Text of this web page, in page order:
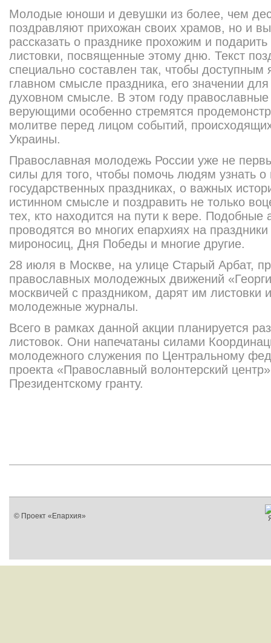
Молодые юноши и девушки из более, чем
поздравляют прихожан своих храмов, но и
рассказать о празднике прохожим и
листовки, посвященные этому дню. Текст
специально составлен так, чтобы доступным
главном смысле праздника, его значении для
духовном смысле. В этом году
верующими особенно стремятся
молитве перед лицом событий,
Украины.
Православная молодежь России уже не
силы для того, чтобы помочь людям узнать
государственных праздниках, о важных
истинном смысле и поздравить не только
тех, кто находится на пути к вере. Подобные
проводятся во многих епархиях на
мироносиц, Дня Победы и многие другие.
28 июля в Москве, на улице Старый Арбат,
православных молодежных движений
москвичей с праздником, дарят им листовки
молодежные журналы.
Всего в рамках данной акции планируется
листовок. Они напечатаны силами
молодежного служения по Центральному
проекта «Православный волонтерский
Президентскому гранту.
© Проект «Епархия»